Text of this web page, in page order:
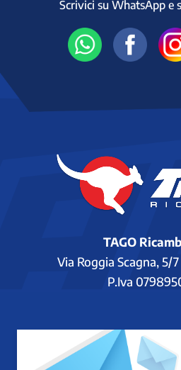
Scrivici su WhatsApp e
TAGO
Via Roggia Scagna, 5/
P.Iva